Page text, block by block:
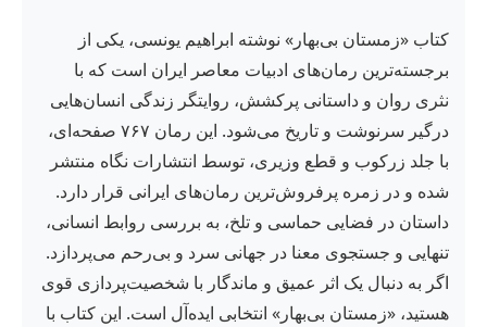
کتاب «زمستان بی‌بهار» نوشته ابراهیم یونسی، یکی از
برجسته‌ترین رمان‌های ادبیات معاصر ایران است که با
نثری روان و داستانی پرکشش، روایتگر زندگی انسان‌هایی
درگیر سرنوشت و تاریخ می‌شود. این رمان ۷۶۷ صفحه‌ای،
با جلد زرکوب و قطع وزیری، توسط انتشارات نگاه منتشر
شده و در زمره پرفروش‌ترین رمان‌های ایرانی قرار دارد.
داستان در فضایی حماسی و تلخ، به بررسی روابط انسانی،
تنهایی و جستجوی معنا در جهانی سرد و بی‌رحم می‌پردازد.
اگر به دنبال یک اثر عمیق و ماندگار با شخصیت‌پردازی قوی
هستید، «زمستان بی‌بهار» انتخابی ایده‌آل است. این کتاب با